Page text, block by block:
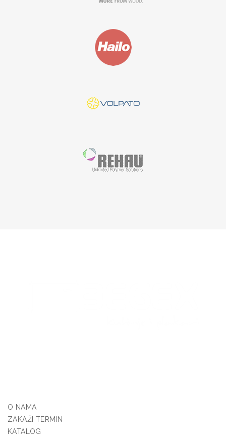
O NAMA
ZAKAŽI TERMIN
KATALOG